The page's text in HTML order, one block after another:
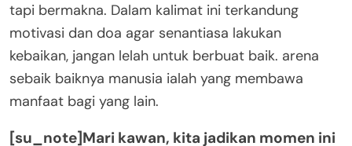
tapi bermakna. Dalam kalimat ini terkandung
motivasi dan doa agar senantiasa lakukan
kebaikan, jangan lelah untuk berbuat baik. arena
sebaik baiknya manusia ialah yang membawa
manfaat bagi yang lain.
[su_note]Mari kawan, kita jadikan momen ini